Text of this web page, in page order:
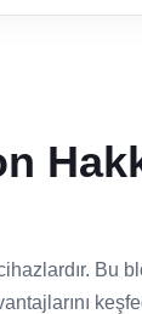
Bu